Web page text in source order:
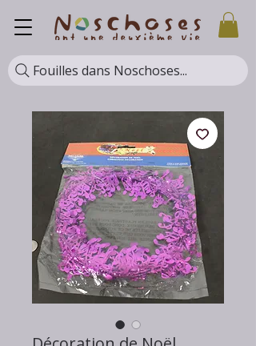
Fouilles dans Noschoses...